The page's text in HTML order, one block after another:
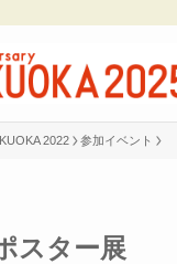
2022 参加イベント
スター展